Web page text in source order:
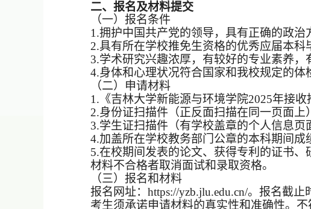
二、报名及材料提交
（一）报名条件
1.拥护中国共产党的领导，具有正确的政治
2.具有所在学校推免生资格的优秀应届本科
3.学术研究兴趣浓厚，有较好的专业素养，
4.身体和心理状况符合国家和我校规定的体
（二）申请材料
1.《吉林大学新能源与环境学院2025年接收
2.身份证扫描件（正反面扫描在同一页面上
3.学生证扫描件（有学校盖章的个人信息页
4.加盖所在学校教务部门公章的本科期间成
5.在校期间发表的论文、获得专利的证书
材料不合格者取消面试和录取资格。
（三）报名和材料
报名网址：https://yzb.jlu.edu.cn/。报名截
考生须承诺申请材料的真实性和准确性。